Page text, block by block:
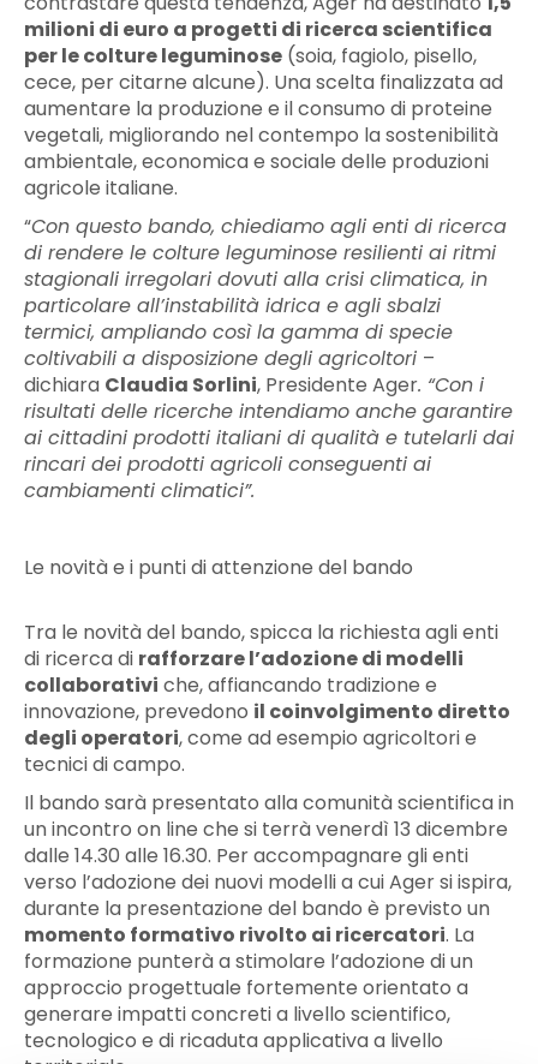
milioni di euro a progetti di ricerca scientifica
per le colture leguminose (soia, fagiolo, pisello,
cece, per citarne alcune). Una scelta finalizzata ad
aumentare la produzione e il consumo di proteine
vegetali, migliorando nel contempo la sostenibilità
ambientale, economica e sociale delle produzioni
agricole italiane.
“Con questo bando, chiediamo agli enti di ricerca
di rendere le colture leguminose resilienti ai ritmi
stagionali irregolari dovuti alla crisi climatica, in
particolare all’instabilità idrica e agli sbalzi
termici, ampliando così la gamma di specie
coltivabili a disposizione degli agricoltori –
dichiara Claudia Sorlini, Presidente Ager. “Con i
risultati delle ricerche intendiamo anche garantire
ai cittadini prodotti italiani di qualità e tutelarli dai
rincari dei prodotti agricoli conseguenti ai
cambiamenti climatici”.
Le novità e i punti di attenzione del bando
Tra le novità del bando, spicca la richiesta agli enti
di ricerca di rafforzare l’adozione di modelli
collaborativi che, affiancando tradizione e
innovazione, prevedono il coinvolgimento diretto
degli operatori, come ad esempio agricoltori e
tecnici di campo.
Il bando sarà presentato alla comunità scientifica in
un incontro on line che si terrà venerdì 13 dicembre
dalle 14.30 alle 16.30. Per accompagnare gli enti
verso l’adozione dei nuovi modelli a cui Ager si ispira,
durante la presentazione del bando è previsto un
momento formativo rivolto ai ricercatori. La
formazione punterà a stimolare l’adozione di un
approccio progettuale fortemente orientato a
generare impatti concreti a livello scientifico,
tecnologico e di ricaduta applicativa a livello